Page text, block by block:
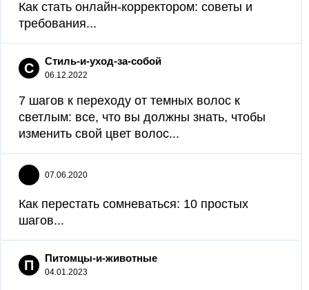
Как стать онлайн-корректором: советы и
требования...
С Стиль-и-уход-за-собой
06.12.2022
7 шагов к переходу от темных волос к
светлым: все, что вы должны знать, чтобы
изменить свой цвет волос...
07.06.2020
Как перестать сомневаться: 10 простых
шагов...
П Питомцы-и-животные
04.01.2023